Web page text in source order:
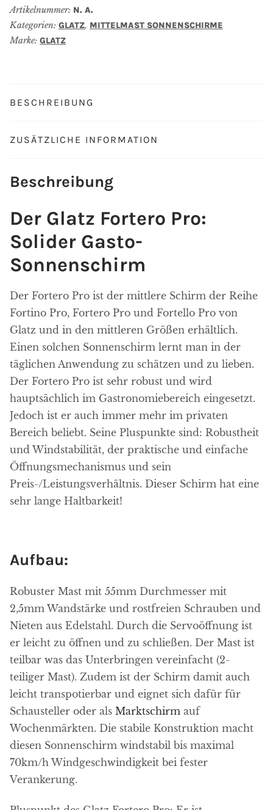
Artikelnummer: N. A.
Kategorien: GLATZ, MITTELMAST SONNENSCHIRME
Marke: GLATZ
BESCHREIBUNG
ZUSÄTZLICHE INFORMATION
Beschreibung
Der Glatz Fortero Pro:
Solider Gasto-
Sonnenschirm
Der Fortero Pro ist der mittlere Schirm der Reihe
Fortino Pro, Fortero Pro und Fortello Pro von
Glatz und in den mittleren Größen erhältlich.
Einen solchen Sonnenschirm lernt man in der
täglichen Anwendung zu schätzen und zu lieben.
Der Fortero Pro ist sehr robust und wird
hauptsächlich im Gastronomiebereich eingesetzt.
Jedoch ist er auch immer mehr im privaten
Bereich beliebt. Seine Pluspunkte sind: Robustheit
und Windstabilität, der praktische und einfache
Öffnungsmechanismus und sein
Preis-/Leistungsverhältnis. Dieser Schirm hat eine
sehr lange Haltbarkeit!
Aufbau:
Robuster Mast mit 55mm Durchmesser mit
2,5mm Wandstärke und rostfreien Schrauben und
Nieten aus Edelstahl. Durch die Servoöffnung ist
er leicht zu öffnen und zu schließen. Der Mast ist
teilbar was das Unterbringen vereinfacht (2-
teiliger Mast). Zudem ist der Schirm damit auch
leicht transpotierbar und eignet sich dafür für
Schausteller oder als Marktschirm auf
Wochenmärkten. Die stabile Konstruktion macht
diesen Sonnenschirm windstabil bis maximal
70km/h Windgeschwindigkeit bei fester
Verankerung.